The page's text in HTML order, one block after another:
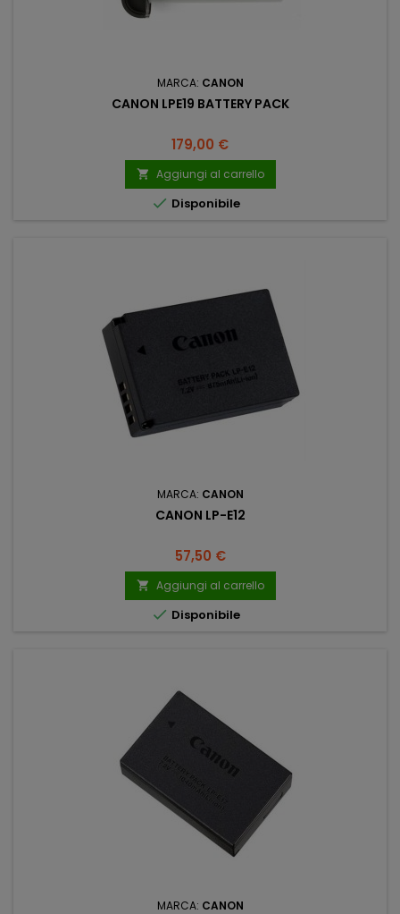
MARCA: CANON
CANON LPE19 BATTERY PACK
Prezzo
179,00 €
 Aggiungi al carrello
 Disponibile
MARCA: CANON
CANON LP-E12
Prezzo
57,50 €
 Aggiungi al carrello
 Disponibile
MARCA: CANON